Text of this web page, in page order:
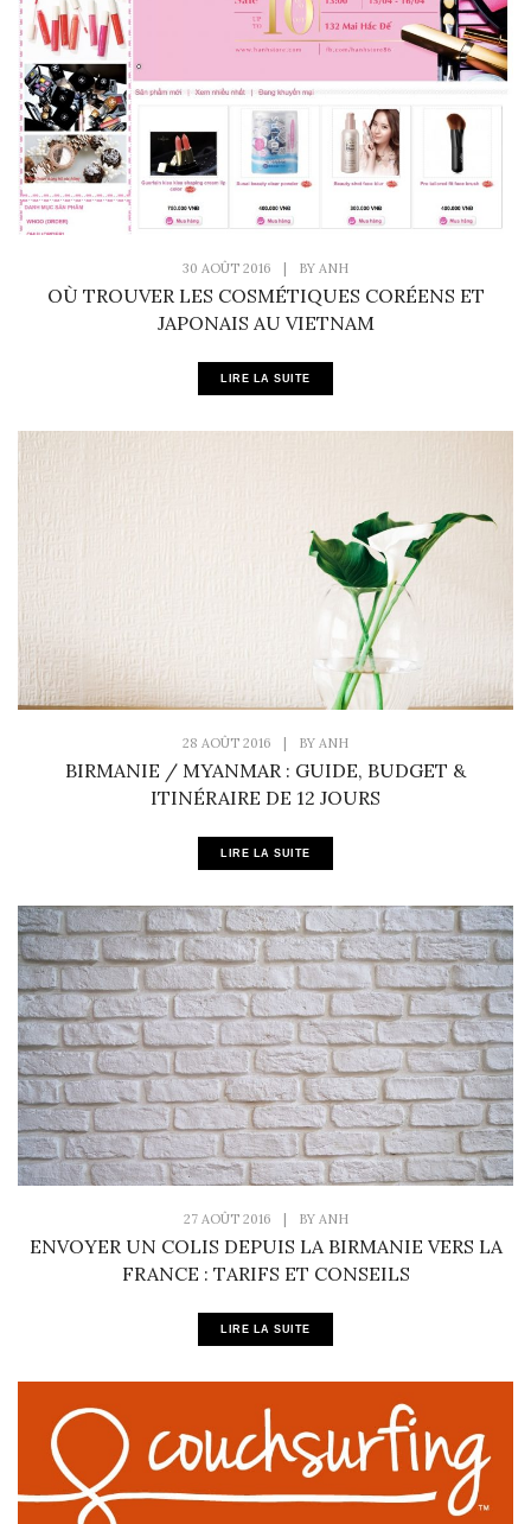
30 AOÛT 2016 BY ANH
OÙ TROUVER LES COSMÉTIQUES CORÉENS ET
JAPONAIS AU VIETNAM
LIRE LA SUITE
28 AOÛT 2016 BY ANH
BIRMANIE / MYANMAR : GUIDE, BUDGET &
ITINÉRAIRE DE 12 JOURS
LIRE LA SUITE
27 AOÛT 2016 | BY ANH
ENVOYER UN COLIS DEPUIS LA BIRMANIE VERS LA
FRANCE : TARIFS ET CONSEILS
LIRE LA SUITE